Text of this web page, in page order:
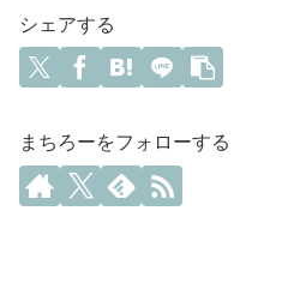
シェアする
まちろーをフォローする